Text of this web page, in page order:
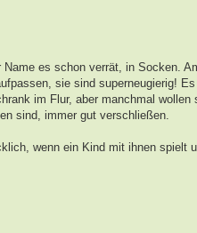
es schon verrät, in Socken.
sie sind superneugierig!
im Flur, aber manchmal
sind, immer gut verschließen.
wenn ein Kind mit ihnen spielt